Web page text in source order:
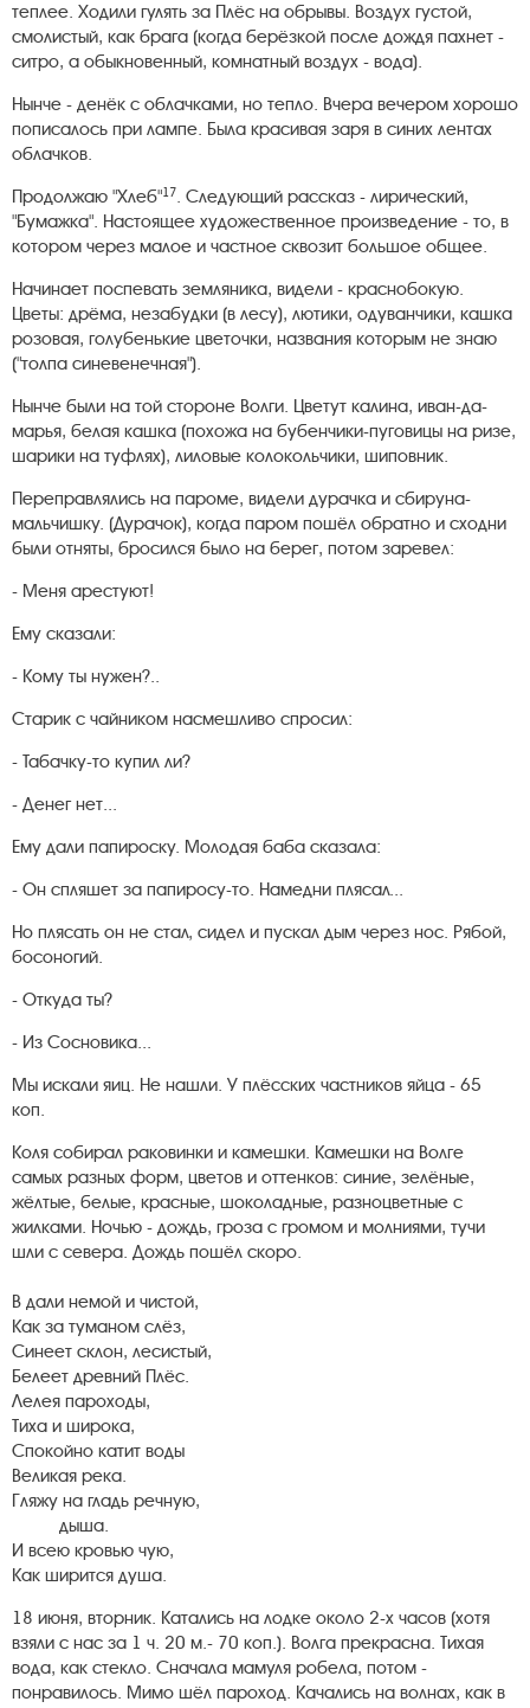
теплее. Ходили гулять за Плёс на обрывы. Воздух густой,
смолистый, как брага (когда берёзкой после дождя пахнет -
ситро, а обыкновенный, комнатный воздух - вода).
Нынче - денёк с облачками, но тепло. Вчера вечером хорошо
пописалось при лампе. Была красивая заря в синих лентах
облачков.
Продолжаю "Хлеб"17. Следующий рассказ - лирический,
"Бумажка". Настоящее художественное произведение - то, в
котором через малое и частное сквозит большое общее.
Начинает поспевать земляника, видели - краснобокую.
Цветы: дрёма, незабудки (в лесу), лютики, одуванчики, кашка
розовая, голубенькие цветочки, названия которым не знаю
("толпа синевенечная").
Нынче были на той стороне Волги. Цветут калина, иван-да-
марья, белая кашка (похожа на бубенчики-пуговицы на ризе,
шарики на туфлях), лиловые колокольчики, шиповник.
Переправлялись на пароме, видели дурачка и сбируна-
мальчишку. (Дурачок), когда паром пошёл обратно и сходни
были отняты, бросился было на берег, потом заревел:
- Меня арестуют!
Ему сказали:
- Кому ты нужен?..
Старик с чайником насмешливо спросил:
- Табачку-то купил ли?
- Денег нет...
Ему дали папироску. Молодая баба сказала:
- Он спляшет за папиросу-то. Намедни плясал...
Но плясать он не стал, сидел и пускал дым через нос. Рябой,
босоногий.
- Откуда ты?
- Из Сосновика...
Мы искали яиц. Не нашли. У плёсских частников яйца - 65
коп.
Коля собирал раковинки и камешки. Камешки на Волге
самых разных форм, цветов и оттенков: синие, зелёные,
жёлтые, белые, красные, шоколадные, разноцветные с
жилками. Ночью - дождь, гроза с громом и молниями, тучи
шли с севера. Дождь пошёл скоро.
В дали немой и чистой,
Как за туманом слёз,
Синеет склон, лесистый,
Белеет древний Плёс.
Лелея пароходы,
Тиха и широка,
Спокойно катит воды
Великая река.
Гляжу на гладь речную,
дыша.
И всею кровью чую,
Как ширится душа.
18 июня, вторник. Катались на лодке около 2-х часов (хотя
взяли с нас за 1 ч. 20 м.- 70 коп.). Волга прекрасна. Тихая
вода, как стекло. Сначала мамуля робела, потом -
понравилось. Мимо шёл пароход. Качались на волнах, как в